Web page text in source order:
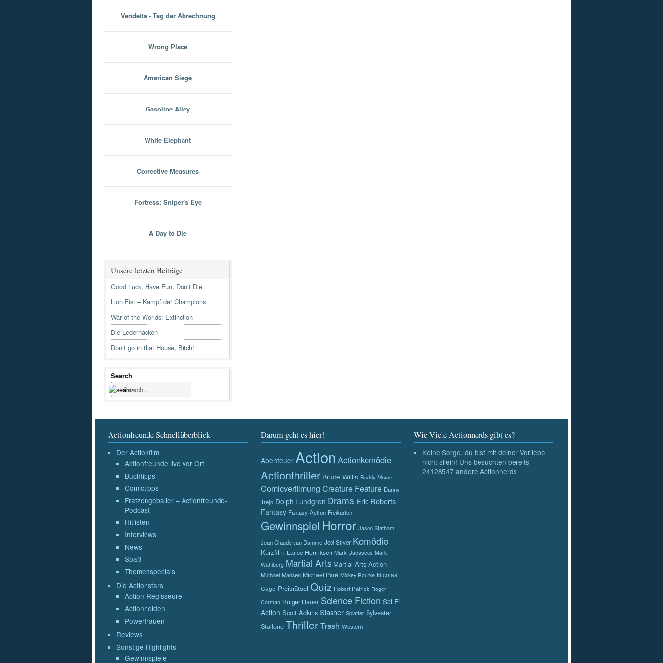
Vendetta - Tag der Abrechnung
Wrong Place
American Siege
Gasoline Alley
White Elephant
Corrective Measures
Fortress: Sniper's Eye
A Day to Die
Unsere letzten Beiträge
Good Luck, Have Fun, Don’t Die
Lion Fist – Kampf der Champions
War of the Worlds: Extinction
Die Ledernacken
Don’t go in that House, Bitch!
Search
Actionfreunde Schnellüberblick
Der Actionfilm
Actionfreunde live vor Ort
Buchtipps
Comictipps
Fratzengeballer – Actionfreunde-
Podcast
Hitlisten
Interviews
News
Spaß
Themenspecials
Die Actionstars
Action-Regisseure
Actionhelden
Powerfrauen
Reviews
Sonstige Highlights
Gewinnspiele
Darum geht es hier!
Abenteuer Action Actionkomödie
Actionthriller Bruce Willis Buddy Movie
Comicverfilmung Creature Feature Danny
Trejo Dolph Lundgren Drama Eric Roberts
Fantasy Fantasy-Action Freikarten
Gewinnspiel Horror Jason Statham
Jean Claude van Damme Joel Silver Komödie
Kurzfilm Lance Henriksen Mark Dacascos Mark
Wahlberg Martial Arts Martial Arts Action
Michael Madsen Michael Paré Mickey Rourke Nicolas
Cage Preisrätsel Quiz Robert Patrick Roger
Corman Rutger Hauer Science Fiction Sci Fi
Action Scott Adkins Slasher Splatter Sylvester
Stallone ThrillerTrash Western
Wie Viele Actionnerds gibt es?
Keine Sorge, du bist mit deiner Vorliebe
nicht allein! Uns besuchten bereits
24128547 andere Actionnerds